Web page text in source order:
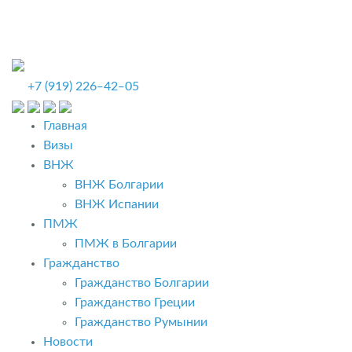
+7 (919) 226‒42‒05
Главная
Визы
ВНЖ
ВНЖ Болгарии
ВНЖ Испании
ПМЖ
ПМЖ в Болгарии
Гражданство
Гражданство Болгарии
Гражданство Греции
Гражданство Румынии
Новости